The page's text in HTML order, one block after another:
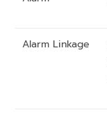
Alarm Linkage